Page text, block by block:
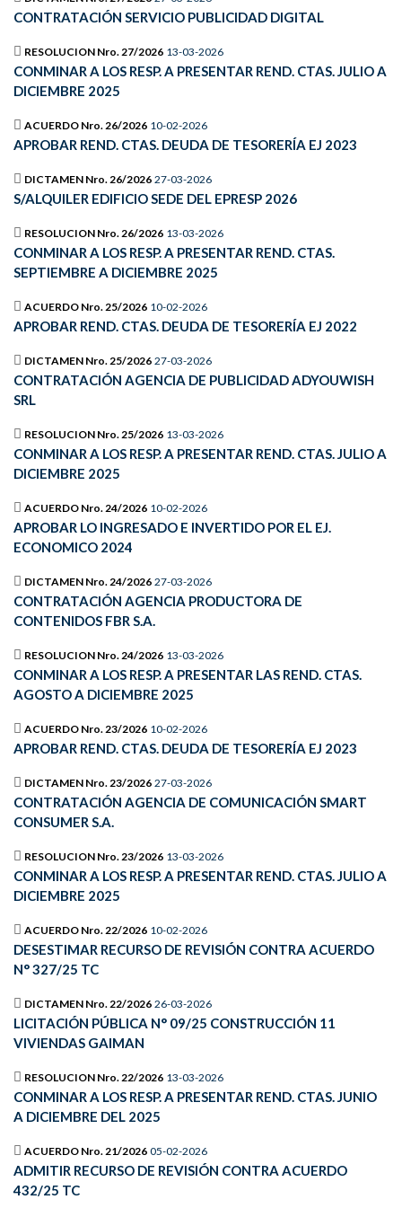
CONTRATACIÓN SERVICIO PUBLICIDAD DIGITAL
RESOLUCION Nro. 27/2026 13-03-2026
CONMINAR A LOS RESP. A PRESENTAR REND. CTAS. JULIO A
DICIEMBRE 2025
ACUERDO Nro. 26/2026 10-02-2026
APROBAR REND. CTAS. DEUDA DE TESORERÍA EJ 2023
DICTAMEN Nro. 26/2026 27-03-2026
S/ALQUILER EDIFICIO SEDE DEL EPRESP 2026
RESOLUCION Nro. 26/2026 13-03-2026
CONMINAR A LOS RESP. A PRESENTAR REND. CTAS.
SEPTIEMBRE A DICIEMBRE 2025
ACUERDO Nro. 25/2026 10-02-2026
APROBAR REND. CTAS. DEUDA DE TESORERÍA EJ 2022
DICTAMEN Nro. 25/2026 27-03-2026
CONTRATACIÓN AGENCIA DE PUBLICIDAD ADYOUWISH
SRL
RESOLUCION Nro. 25/2026 13-03-2026
CONMINAR A LOS RESP. A PRESENTAR REND. CTAS. JULIO A
DICIEMBRE 2025
ACUERDO Nro. 24/2026 10-02-2026
APROBAR LO INGRESADO E INVERTIDO POR EL EJ.
ECONOMICO 2024
DICTAMEN Nro. 24/2026 27-03-2026
CONTRATACIÓN AGENCIA PRODUCTORA DE
CONTENIDOS FBR S.A.
RESOLUCION Nro. 24/2026 13-03-2026
CONMINAR A LOS RESP. A PRESENTAR LAS REND. CTAS.
AGOSTO A DICIEMBRE 2025
ACUERDO Nro. 23/2026 10-02-2026
APROBAR REND. CTAS. DEUDA DE TESORERÍA EJ 2023
DICTAMEN Nro. 23/2026 27-03-2026
CONTRATACIÓN AGENCIA DE COMUNICACIÓN SMART
CONSUMER S.A.
RESOLUCION Nro. 23/2026 13-03-2026
CONMINAR A LOS RESP. A PRESENTAR REND. CTAS. JULIO A
DICIEMBRE 2025
ACUERDO Nro. 22/2026 10-02-2026
DESESTIMAR RECURSO DE REVISIÓN CONTRA ACUERDO
N° 327/25 TC
DICTAMEN Nro. 22/2026 26-03-2026
LICITACIÓN PÚBLICA N° 09/25 CONSTRUCCIÓN 11
VIVIENDAS GAIMAN
RESOLUCION Nro. 22/2026 13-03-2026
CONMINAR A LOS RESP. A PRESENTAR REND. CTAS. JUNIO
A DICIEMBRE DEL 2025
ACUERDO Nro. 21/2026 05-02-2026
ADMITIR RECURSO DE REVISIÓN CONTRA ACUERDO
432/25 TC